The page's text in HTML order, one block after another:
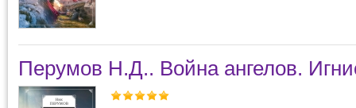
Перумов Н.Д.. Война ангелов.